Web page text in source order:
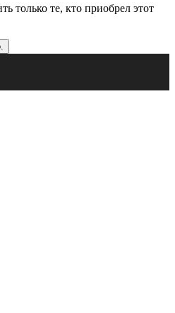
только те, кто приобрел этот